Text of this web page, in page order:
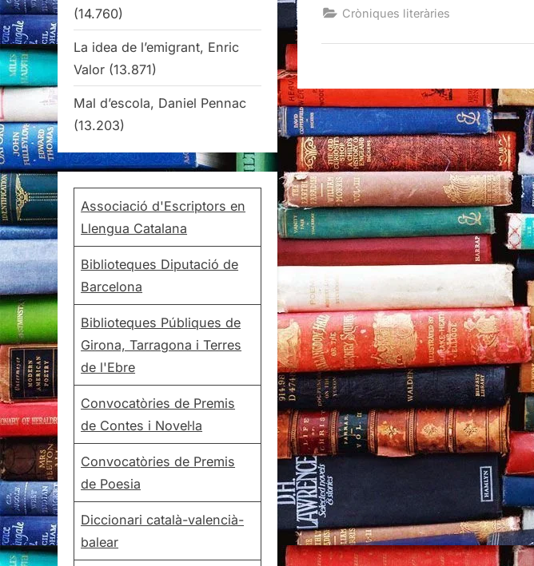
Cròniques literàries
(14.760)
La idea de l’emigrant, Enric
Valor (13.871)
Mal d’escola, Daniel Pennac
(13.203)
Associació d'Escriptors en
Llengua Catalana
Biblioteques Diputació de
Barcelona
Biblioteques Públiques de
Girona, Tarragona i Terres
de l'Ebre
Convocatòries de Premis
de Contes i Novel·la
Convocatòries de Premis
de Poesia
Diccionari català-valencià-
balear